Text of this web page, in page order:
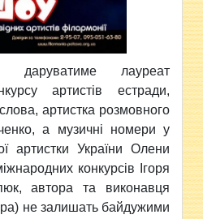
даруватиме лауреат
артистів естради,
артистка розмовного
а музичні номери у
артистки України Олени
конкурсів Ігоря
автора та виконавця
не залишать байдужими